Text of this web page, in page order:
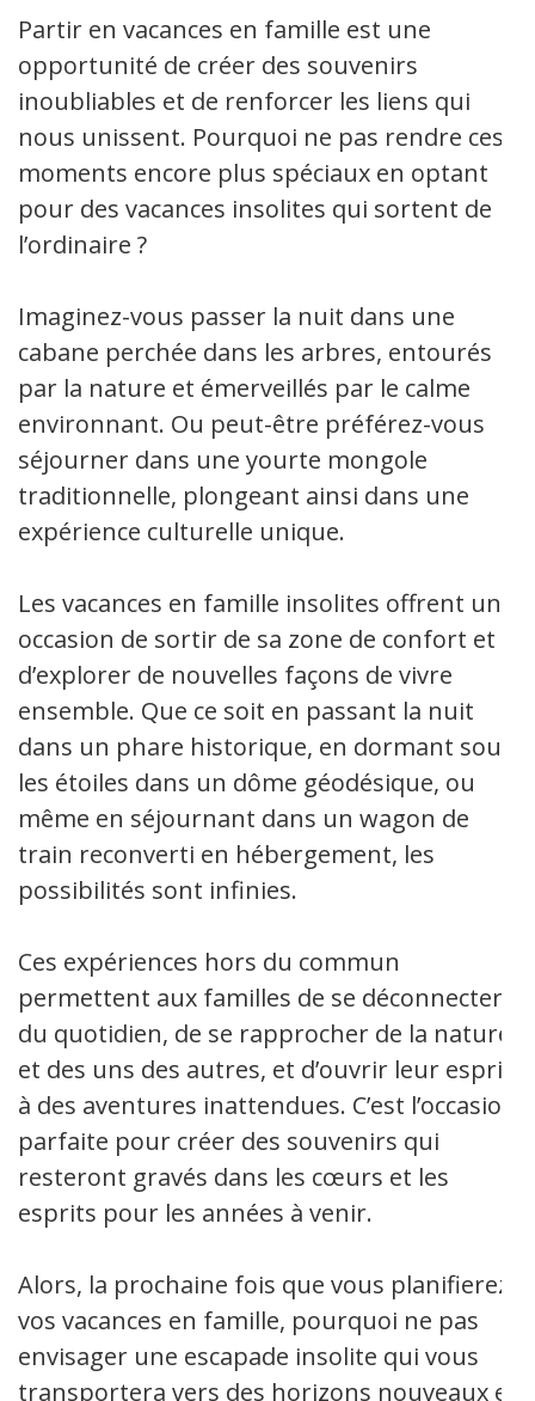
Partir en vacances en famille est une
opportunité de créer des souvenirs
inoubliables et de renforcer les liens qui
nous unissent. Pourquoi ne pas rendre ces
moments encore plus spéciaux en optant
pour des vacances insolites qui sortent de
l’ordinaire ?
Imaginez-vous passer la nuit dans une
cabane perchée dans les arbres, entourés
par la nature et émerveillés par le calme
environnant. Ou peut-être préférez-vous
séjourner dans une yourte mongole
traditionnelle, plongeant ainsi dans une
expérience culturelle unique.
Les vacances en famille insolites offrent une
occasion de sortir de sa zone de confort et
d’explorer de nouvelles façons de vivre
ensemble. Que ce soit en passant la nuit
dans un phare historique, en dormant sous
les étoiles dans un dôme géodésique, ou
même en séjournant dans un wagon de
train reconverti en hébergement, les
possibilités sont infinies.
Ces expériences hors du commun
permettent aux familles de se déconnecter
du quotidien, de se rapprocher de la nature
et des uns des autres, et d’ouvrir leur esprit
à des aventures inattendues. C’est l’occasion
parfaite pour créer des souvenirs qui
resteront gravés dans les cœurs et les
esprits pour les années à venir.
Alors, la prochaine fois que vous planifierez
vos vacances en famille, pourquoi ne pas
envisager une escapade insolite qui vous
transportera vers des horizons nouveaux et